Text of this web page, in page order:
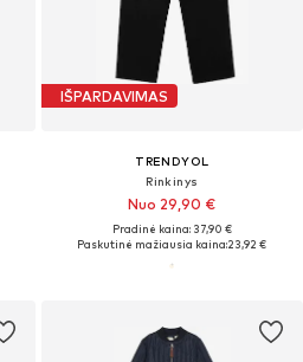
IŠPARDAVIMAS
TRENDYOL
Rinkinys
Nuo 29,90 €
Pradinė kaina: 37,90 €
Paskutinė mažiausia kaina:23,92 €